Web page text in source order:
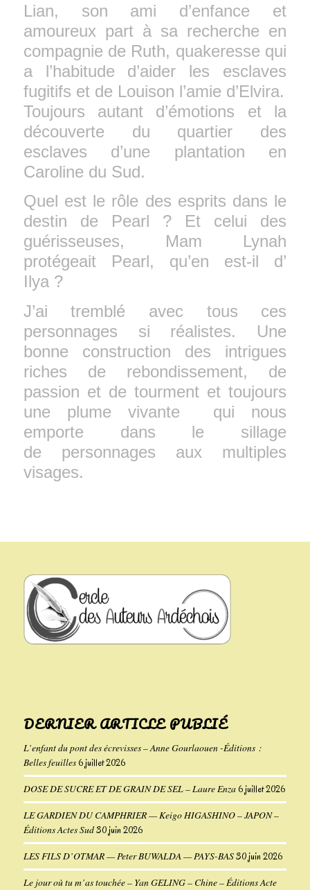
Lian, son ami d’enfance et
amoureux part à sa recherche en
compagnie de Ruth, quakeresse qui
a l’habitude d’aider les esclaves
fugitifs et de Louison l’amie d’Elvira.
Toujours autant d’émotions et la
découverte du quartier des
esclaves d’une plantation en
Caroline du Sud.
Quel est le rôle des esprits dans le
destin de Pearl ? Et celui des
guérisseuses, Mam Lynah
protégeait Pearl, qu’en est-il d’
Ilya ?
J’ai tremblé avec tous ces
personnages si réalistes. Une
bonne construction des intrigues
riches de rebondissement, de
passion et de tourment et toujours
une plume vivante qui nous
emporte dans le sillage
de personnages aux multiples
visages.
DERNIER ARTICLE PUBLIÉ
L’enfant du pont des écrevisses – Anne Gourlaouen -Éditions :
Belles feuilles 6 juillet 2026
DOSE DE SUCRE ET DE GRAIN DE SEL – Laure Enza 6 juillet 2026
LE GARDIEN DU CAMPHRIER — Keigo HIGASHINO – JAPON –
Éditions Actes Sud 30 juin 2026
LES FILS D’OTMAR — Peter BUWALDA — PAYS-BAS 30 juin 2026
Le jour où tu m’as touchée – Yan GELING – Chine – Éditions Acte